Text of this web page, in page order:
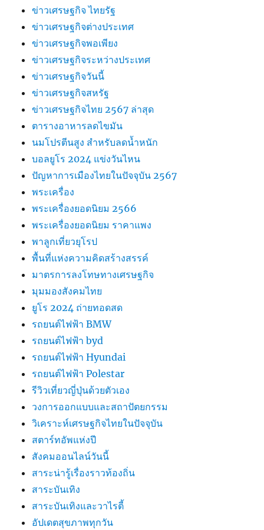
ข่าวเศรษฐกิจ ไทยรัฐ
ข่าวเศรษฐกิจต่างประเทศ
ข่าวเศรษฐกิจพอเพียง
ข่าวเศรษฐกิจระหว่างประเทศ
ข่าวเศรษฐกิจวันนี้
ข่าวเศรษฐกิจสหรัฐ
ข่าวเศรษฐกิจไทย 2567 ล่าสุด
ตารางอาหารลดไขมัน
นมโปรตีนสูง สำหรับลดน้ำหนัก
บอลยูโร 2024 แข่งวันไหน
ปัญหาการเมืองไทยในปัจจุบัน 2567
พระเครื่อง
พระเครื่องยอดนิยม 2566
พระเครื่องยอดนิยม ราคาแพง
พาลูกเที่ยวยุโรป
พื้นที่แห่งความคิดสร้างสรรค์
มาตรการลงโทษทางเศรษฐกิจ
มุมมองสังคมไทย
ยูโร 2024 ถ่ายทอดสด
รถยนต์ไฟฟ้า BMW
รถยนต์ไฟฟ้า byd
รถยนต์ไฟฟ้า Hyundai
รถยนต์ไฟฟ้า Polestar
รีวิวเที่ยวญี่ปุ่นด้วยตัวเอง
วงการออกแบบและสถาปัตยกรรม
วิเคราะห์เศรษฐกิจไทยในปัจจุบัน
สตาร์ทอัพแห่งปี
สังคมออนไลน์วันนี้
สาระน่ารู้เรื่องราวท้องถิ่น
สาระบันเทิง
สาระบันเทิงและวาไรตี้
อัปเดตสุขภาพทุกวัน